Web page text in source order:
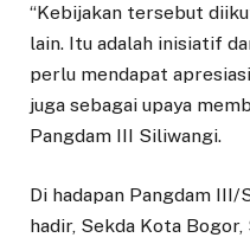
“Kebijakan tersebut
lain. Itu adalah inisiatif
perlu mendapat
juga sebagai upaya
Pangdam III Siliwangi.
Di hadapan Pangdam III/
hadir, Sekda Kota